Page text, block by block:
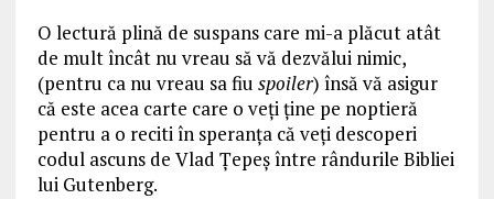
O lectură plină de suspans care mi-a plăcut atât
de mult încât nu vreau să vă dezvălui nimic,
(pentru ca nu vreau sa fiu spoiler) însă vă asigur
că este acea carte care o veţi ţine pe noptieră
pentru a o reciti în speranţa că veţi descoperi
codul ascuns de Vlad Ţepeş între rândurile Bibliei
lui Gutenberg.